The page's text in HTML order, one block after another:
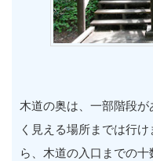
木道の奥は、一部階段
く見える場所までは行
ら、木道の入口までの十